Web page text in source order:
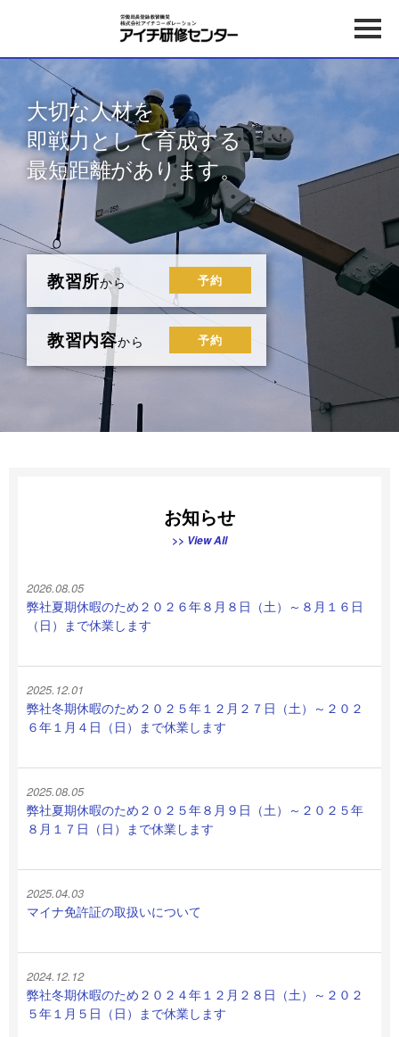
大切な人材を
即戦力として育成する
最短距離があります。
教習所から 予約
教習内容から 予約
お知らせ
>> View All
2026.08.05
弊社夏期休暇のため２０２６年８月８日（土）～８月１６日
（日）まで休業します
2025.12.01
弊社冬期休暇のため２０２５年１２月２７日（土）～２０２
６年１月４日（日）まで休業します
2025.08.05
弊社夏期休暇のため２０２５年８月９日（土）～２０２５年
８月１７日（日）まで休業します
2025.04.03
マイナ免許証の取扱いについて
2024.12.12
弊社冬期休暇のため２０２４年１２月２８日（土）～２０２
５年１月５日（日）まで休業します